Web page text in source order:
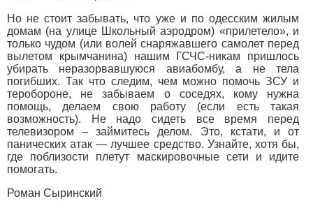
Но не стоит забывать, что уже и по одесским жилым
домам (на улице Школьный аэродром) «прилетело», и
только чудом (или волей снаряжавшего самолет перед
вылетом крымчанина) нашим ГСЧС-никам пришлось
убирать неразорвавшуюся авиабомбу, а не тела
погибших. Так что следим, чем можно помочь ЗСУ и
теробороне, не забываем о соседях, кому нужна
помощь, делаем свою работу (если есть такая
возможность). Не надо сидеть все время перед
телевизором – займитесь делом. Это, кстати, и от
панических атак — лучшее средство. Узнайте, хотя бы,
где поблизости плетут маскировочные сети и идите
помогать.
Роман Сыринский